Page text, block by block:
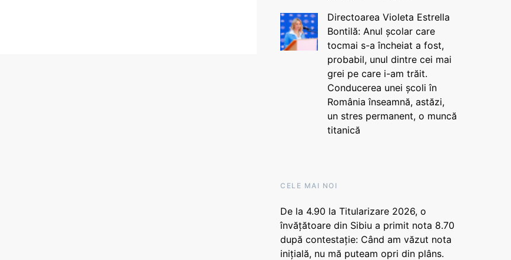
Directoarea Violeta Estrella
Bontilă: Anul școlar care
tocmai s-a încheiat a fost,
probabil, unul dintre cei mai
grei pe care i-am trăit.
Conducerea unei școli în
România înseamnă, astăzi,
un stres permanent, o muncă
titanică
CELE MAI NOI
De la 4.90 la Titularizare 2026, o
învățătoare din Sibiu a primit nota 8.70
după contestație: Când am văzut nota
inițială, nu mă puteam opri din plâns.